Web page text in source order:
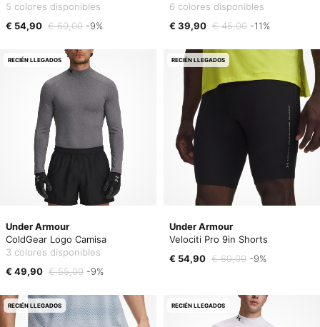
5 colores disponibles
€ 54,90 € 60,00 -9%
6 colores disponibles
€ 39,90 € 45,00 -11%
Under Armour
ColdGear Logo Camisa
3 colores disponibles
€ 49,90 € 55,00 -9%
RECIÉN LLEGADOS
Under Armour
Velociti Pro 9in Shorts
€ 54,90 € 60,00 -9%
RECIÉN LLEGADOS
RECIÉN LLEGADOS RECIÉN LLEGADOS